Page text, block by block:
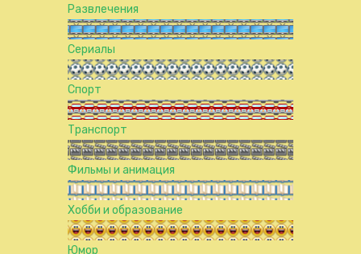
Развлечения
Сериалы
Спорт
Транспорт
Фильмы и анимация
Хобби и образование
Юмор